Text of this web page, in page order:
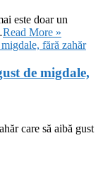
este doar un
Read More »
de migdale,
care să aibă gust